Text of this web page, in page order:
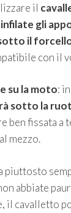
il
infilate gli
il
con il
su la moto:
sotto la
ben fissata a
mezzo.
piuttosto
abbiate
il cavalletto